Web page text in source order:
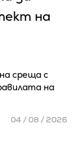
на
среща с
на
04 / 08 / 2026